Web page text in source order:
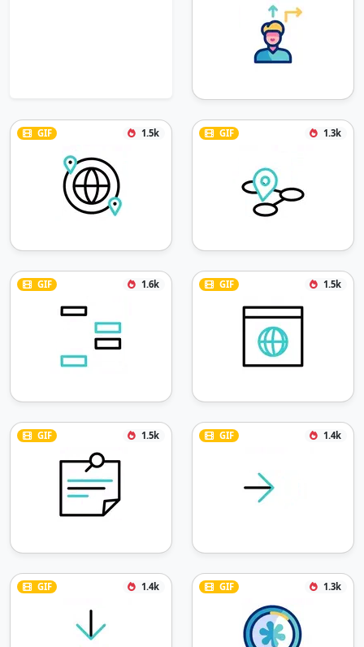
GIF 1.5k GIF 1.3k
GIF 1.6k GIF 1.5k
GIF 1.5k GIF 1.4k
GIF 1.4k GIF 1.3k